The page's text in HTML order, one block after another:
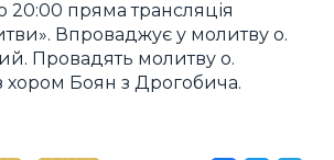
20:00 пряма трансляція
Впроваджує у молитву о.
Провадять молитву о.
хором Боян з Дрогобича.